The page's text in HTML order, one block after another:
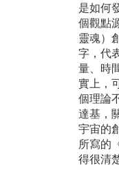
是如何
個觀點
靈魂）
字，代
量、時
實上，
個理論
達基，
宇宙的
所寫的
得很清